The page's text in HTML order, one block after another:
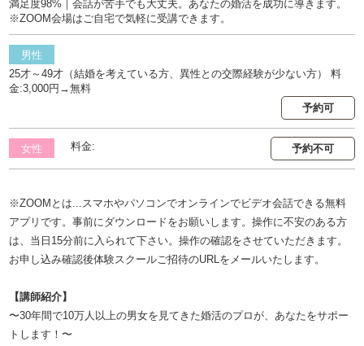
満足度98%｜会話が苦手でも大丈夫。あなたの婚活を成功に導きます。
※ZOOM会場はご自宅で気軽に受講できます。
男性
25才～49才（結婚を考えている方、異性との交際経験が少ない方） 料
金:3,000円→無料
予約可
女性 料金: 予約不可
※ZOOMとは...スマホやパソコンでオンラインでビデオ会話できる無料
アプリです。事前にダウンロードをお願いします。操作に不安のある方
は、当日15分前に入られて下さい。操作の確認をさせていただきます。
お申し込み確認後体験スクールご招待のURLをメールいたします。
【講師紹介】
〜30年間で10万人以上の男女を見てきた婚活のプロが、あなたをサポー
トします！〜